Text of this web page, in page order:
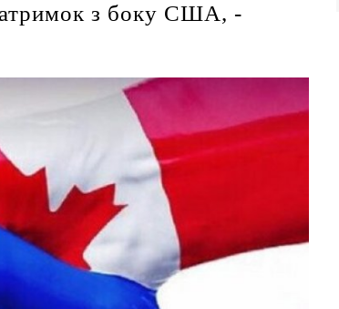
з боку США, -